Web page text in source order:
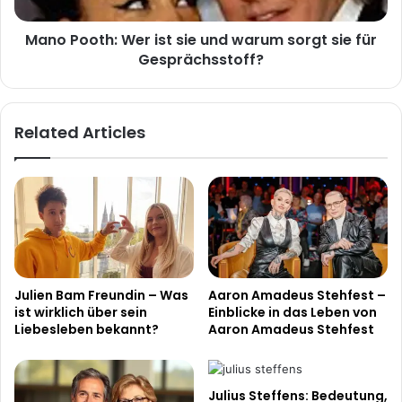
sie
fürMano Pooth: Wer ist sie und warum sorgt sie für
Gesprächsstoff?
Related Articles
Julien Bam Freundin – Was
ist wirklich über sein
Liebesleben bekannt?
Aaron Amadeus Stehfest –
Einblicke in das Leben von
Aaron Amadeus Stehfest
Julius Steffens: Bedeutung,